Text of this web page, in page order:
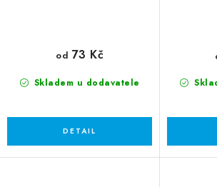
Skladem u dodavatele
od 73 Kč